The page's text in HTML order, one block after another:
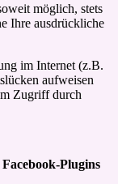
möglich, stets
Ihre ausdrückliche
im Internet (z.B.
aufweisen
Zugriff durch
Plugins